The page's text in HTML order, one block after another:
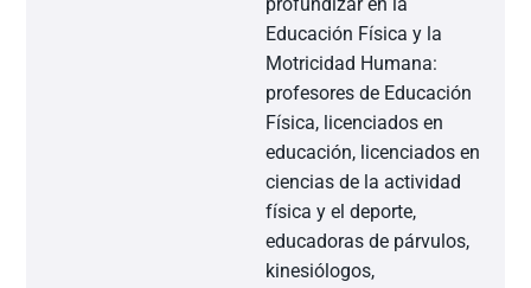
profundizar en la
Educación Física y la
Motricidad Humana:
profesores de Educación
Física, licenciados en
educación, licenciados en
ciencias de la actividad
física y el deporte,
educadoras de párvulos,
kinesiólogos,